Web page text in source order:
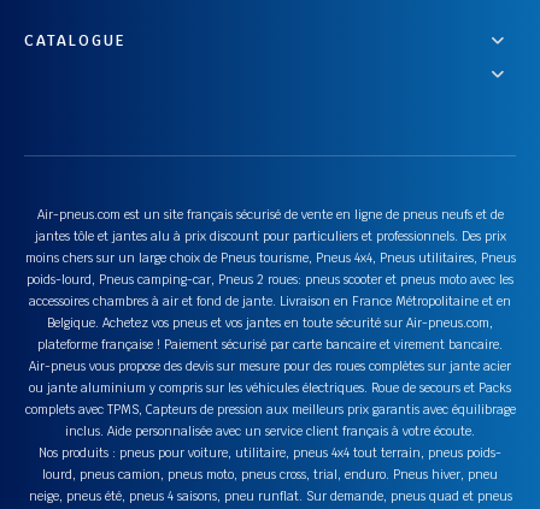
CATALOGUE
Air-pneus.com est un site français sécurisé de vente en ligne de pneus neufs et de
jantes tôle et jantes alu à prix discount pour particuliers et professionnels. Des prix
moins chers sur un large choix de Pneus tourisme, Pneus 4x4, Pneus utilitaires, Pneus
poids-lourd, Pneus camping-car, Pneus 2 roues: pneus scooter et pneus moto avec les
accessoires chambres à air et fond de jante. Livraison en France Métropolitaine et en
Belgique. Achetez vos pneus et vos jantes en toute sécurité sur Air-pneus.com,
plateforme française ! Paiement sécurisé par carte bancaire et virement bancaire.
Air-pneus vous propose des devis sur mesure pour des roues complètes sur jante acier
ou jante aluminium y compris sur les véhicules électriques. Roue de secours et Packs
complets avec TPMS, Capteurs de pression aux meilleurs prix garantis avec équilibrage
inclus. Aide personnalisée avec un service client français à votre écoute.
Nos produits : pneus pour voiture, utilitaire, pneus 4x4 tout terrain, pneus poids-
lourd, pneus camion, pneus moto, pneus cross, trial, enduro. Pneus hiver, pneu
neige, pneus été, pneus 4 saisons, pneu runflat. Sur demande, pneus quad et pneus